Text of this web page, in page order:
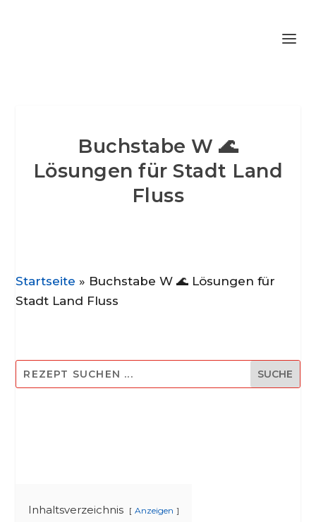
Buchstabe W 🌊
Lösungen für Stadt Land
Fluss
Startseite » Buchstabe W 🌊 Lösungen für
Stadt Land Fluss
Inhaltsverzeichnis Anzeigen